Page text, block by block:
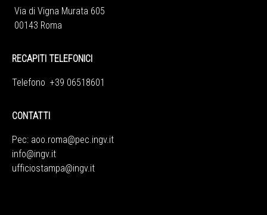
Via di Vigna Murata 605
00143 Roma
RECAPITI TELEFONICI
Telefono +39 06518601
CONTATTI
Pec: aoo.roma@pec.ingv.it
info@ingv.it
ufficiostampa@ingv.it